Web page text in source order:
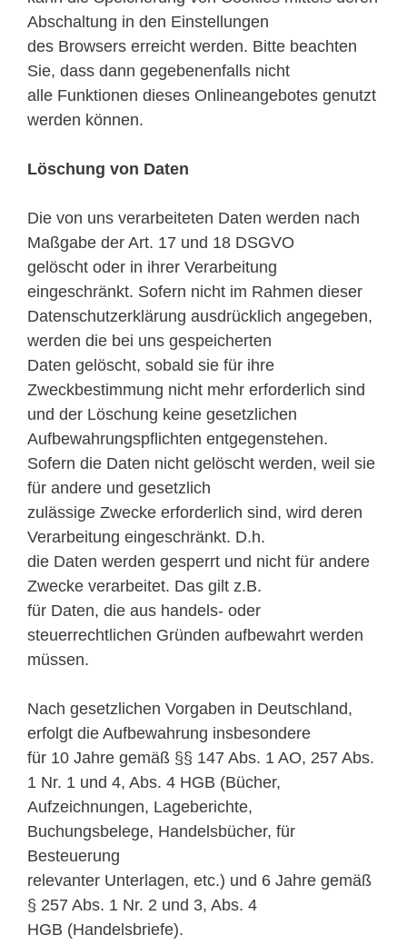
Abschaltung in den Einstellungen
des Browsers erreicht werden. Bitte beachten
Sie, dass dann gegebenenfalls nicht
alle Funktionen dieses Onlineangebotes genutzt
werden können.
Löschung von Daten
Die von uns verarbeiteten Daten werden nach
Maßgabe der Art. 17 und 18 DSGVO
gelöscht oder in ihrer Verarbeitung
eingeschränkt. Sofern nicht im Rahmen dieser
Datenschutzerklärung ausdrücklich angegeben,
werden die bei uns gespeicherten
Daten gelöscht, sobald sie für ihre
Zweckbestimmung nicht mehr erforderlich sind
und der Löschung keine gesetzlichen
Aufbewahrungspflichten entgegenstehen.
Sofern die Daten nicht gelöscht werden, weil sie
für andere und gesetzlich
zulässige Zwecke erforderlich sind, wird deren
Verarbeitung eingeschränkt. D.h.
die Daten werden gesperrt und nicht für andere
Zwecke verarbeitet. Das gilt z.B.
für Daten, die aus handels- oder
steuerrechtlichen Gründen aufbewahrt werden
müssen.
Nach gesetzlichen Vorgaben in Deutschland,
erfolgt die Aufbewahrung insbesondere
für 10 Jahre gemäß §§ 147 Abs. 1 AO, 257 Abs.
1 Nr. 1 und 4, Abs. 4 HGB (Bücher,
Aufzeichnungen, Lageberichte,
Buchungsbelege, Handelsbücher, für
Besteuerung
relevanter Unterlagen, etc.) und 6 Jahre gemäß
§ 257 Abs. 1 Nr. 2 und 3, Abs. 4
HGB (Handelsbriefe).